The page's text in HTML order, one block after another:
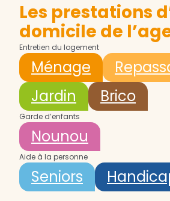
Les prestations
domicile de
Entretien du logement
Ménage
Jardin
Brico
Garde d’enfants
Nounou
Aide à la personne
Seniors